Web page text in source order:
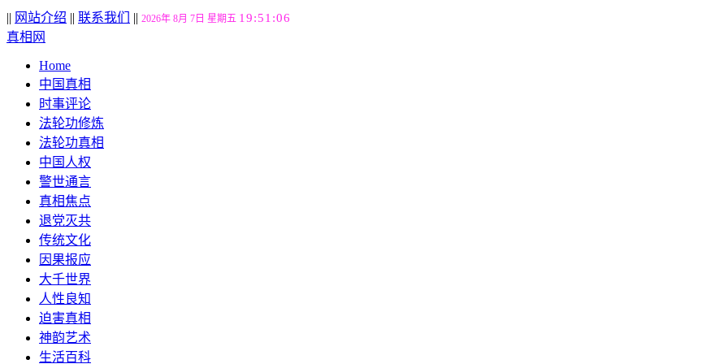
|| 网站介绍 || 联系我们 || 2026年 8月 7日 星期五 19:51:07
真相网
Home
中国真相
时事评论
法轮功修炼
法轮功真相
中国人权
警世通言
真相焦点
退党灭共
传统文化
因果报应
大千世界
人性良知
迫害真相
神韵艺术
生活百科